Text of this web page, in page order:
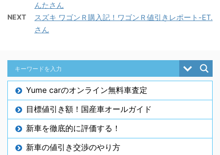
んたさん
NEXT
スズキ ワゴンＲ購入記！ワゴンＲ値引きレポート-ET.
さん
Yume carのオンライン無料車査定
目標値引き額！国産車オールガイド
新車を徹底的に評価する！
新車の値引き交渉のやり方